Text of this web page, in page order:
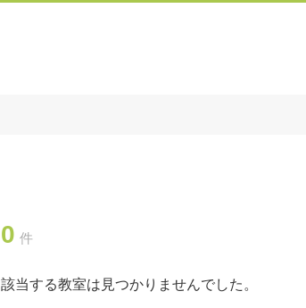
0 件
該当する教室は見つかりませんでした。